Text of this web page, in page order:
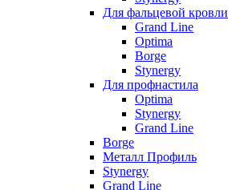
Для фальцевой кровли
Grand Line
Optima
Borge
Stynergy
Для профнастила
Optima
Stynergy
Grand Line
Borge
Металл Профиль
Stynergy
Grand Line